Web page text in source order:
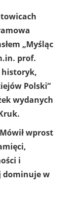
„Myśląc
prof.
Polski”
wydanych
wprost
i
dominuje w